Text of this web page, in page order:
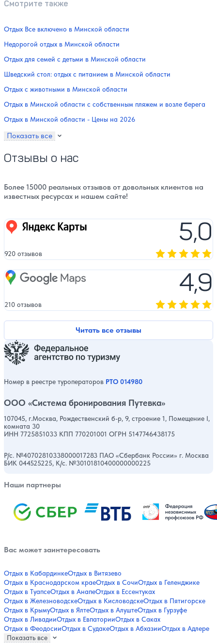
Смотрите также
Отдых Все включено в Минской области
Недорогой отдых в Минской области
Отдых для семей с детьми в Минской области
Шведский стол: отдых с питанием в Минской области
Отдых с животными в Минской области
Отдых в Минской области с собственным пляжем и возле берега
Отдых в Минской области - Цены на 2026
Показать все
Отзывы о нас
Более 15000 реальных отзывов от довольных клиентов на
известных ресурсах и нашем сайте!
Читать все отзывы
Яндекс карты 5,0
920 отзывов
Google Maps 4,9
210 отзывов
Номер в реестре туроператоров РТО 014980
ООО «Система бронирования Путевка»
107045, г.Москва, Рождественский б-р, 9, строение 1, Помещение I,
комната 30
ИНН 7725851033 КПП 770201001 ОГРН 5147746438175
Р/с. №40702810338000017283 ПАО «Сбербанк России» г. Москва
БИК 044525225, К/с. №30101810400000000225
Наши партнеры
Вас может заинтересовать
Отдых в КабардинкеОтдых в Витязево
Отдых в Краснодарском краеОтдых в СочиОтдых в Геленджике
Отдых в ТуапсеОтдых в АнапеОтдых в Ессентуках
Отдых в ЖелезноводскеОтдых в КисловодскеОтдых в Пятигорске
Отдых в КрымуОтдых в ЯлтеОтдых в АлуштеОтдых в Гурзуфе
Отдых в ЛивадииОтдых в ЕвпаторииОтдых в Саках
Отдых в ФеодосииОтдых в СудакеОтдых в АбхазииОтдых в Адлере
Показать все